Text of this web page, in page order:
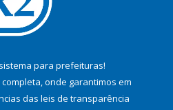
sistema para prefeituras!
completa, onde garantimos em
das leis de transparência